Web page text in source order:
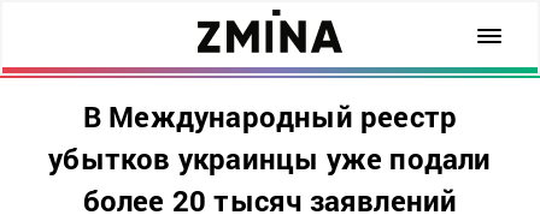
В Международный реестр
убытков украинцы уже подали
более 20 тысяч заявлений